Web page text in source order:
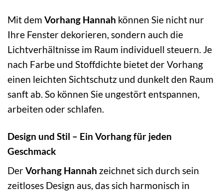
Mit dem Vorhang Hannah können Sie nicht nur
Ihre Fenster dekorieren, sondern auch die
Lichtverhältnisse im Raum individuell steuern. Je
nach Farbe und Stoffdichte bietet der Vorhang
einen leichten Sichtschutz und dunkelt den Raum
sanft ab. So können Sie ungestört entspannen,
arbeiten oder schlafen.
Design und Stil – Ein Vorhang für jeden
Geschmack
DerVorhang Hannah zeichnet sich durch sein
zeitloses Design aus, das sich harmonisch in